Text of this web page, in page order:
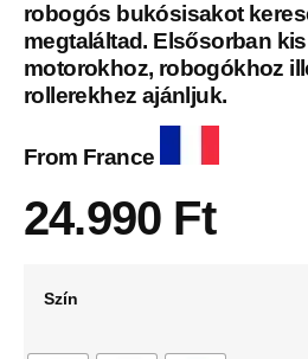
robogós bukósisakot
megtaláltad. Elsősorban
motorokhoz, robogókhoz
rollerekhez ajánljuk.
From France
24.990 Ft
Szín